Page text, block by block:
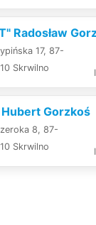
Radosław
17, 87-
Skrwilno
Gorzkoś
8, 87-
Skrwilno